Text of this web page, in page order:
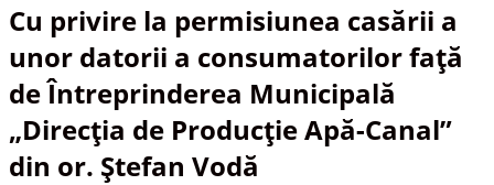
Cu privire la permisiunea casării a
unor datorii a consumatorilor faţă
de Întreprinderea Municipală
„Direcţia de Producţie Apă-Canal”
din or. Ştefan Vodă